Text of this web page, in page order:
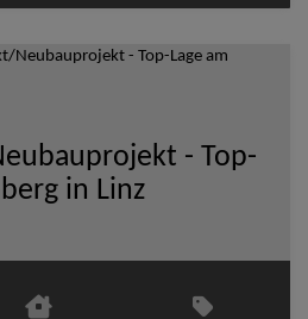
- Top-
in Linz